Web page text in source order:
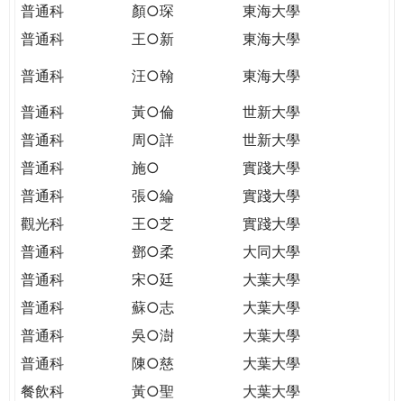
普通科
顏○琛
東海大學
普通科
王○新 東海大學
普通科 汪○翰
東海大學
普通科
黃○倫
世新大學
普通科
周○詳
世新大學
普通科
施○
實踐大學
普通科
張○綸
實踐大學
觀光科
王○芝
實踐大學
普通科
鄧○柔
大同大學
普通科
宋○廷
大葉大學
普通科
蘇○志
大葉大學
普通科
吳○澍
大葉大學
普通科
陳○慈
大葉大學
餐飲科
黃○聖
大葉大學